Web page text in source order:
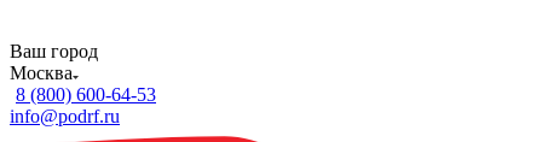
Ваш город
Москва
8 (800) 600-64-53
info@podrf.ru